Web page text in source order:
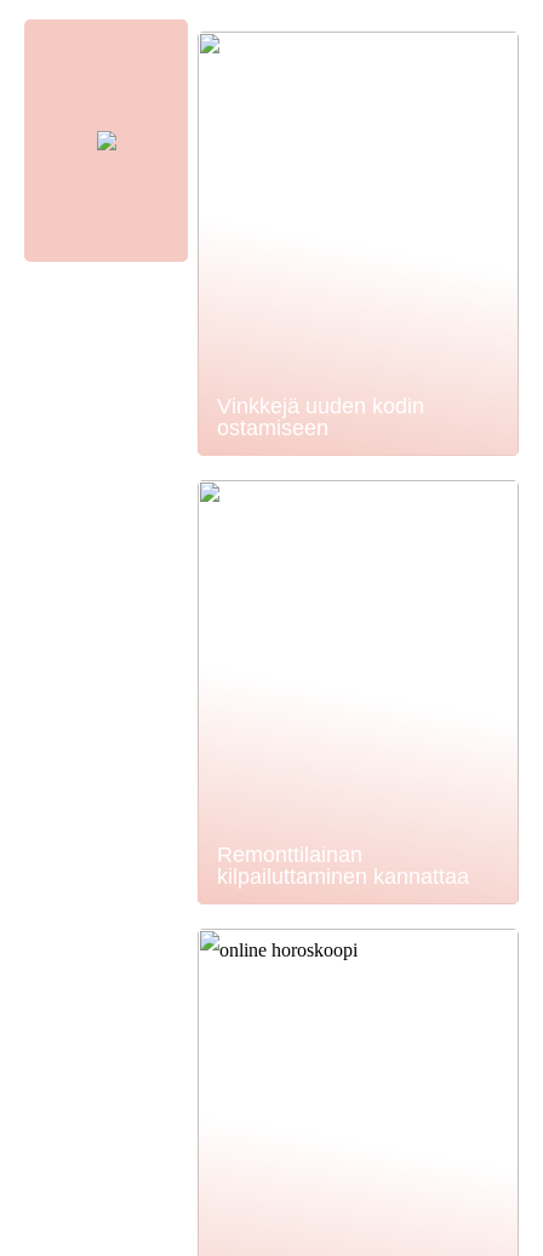
Vinkkejä uuden kodin
ostamiseen
Remonttilainan
kilpailuttaminen kannattaa